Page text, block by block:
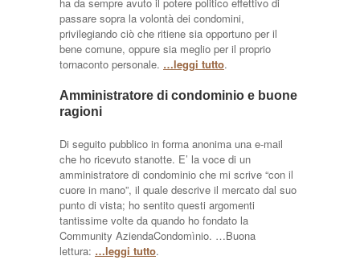
ha da sempre avuto il potere politico effettivo di
passare sopra la volontà dei condomini,
privilegiando ciò che ritiene sia opportuno per il
bene comune, oppure sia meglio per il proprio
tornaconto personale. …leggi tutto.
Amministratore di condominio e buone
ragioni
Di seguito pubblico in forma anonima una e-mail
che ho ricevuto stanotte. E’ la voce di un
amministratore di condominio che mi scrive “con il
cuore in mano”, il quale descrive il mercato dal suo
punto di vista; ho sentito questi argomenti
tantissime volte da quando ho fondato la
Community AziendaCondomìnio. …Buona
lettura: …leggi tutto.